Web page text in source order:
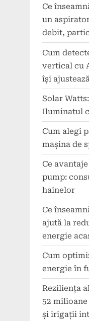
Ce
un
debit,
Cum
vertical cu
își
Solar
Iluminatul
Cum alegi
mașina de
Ce
pump:
hainelor
Ce
ajută la
energie
Cum
energie în
Reziliența
52
și irigații